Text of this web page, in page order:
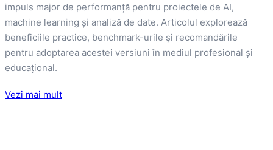
impuls major de performanță pentru proiectele de AI,
machine learning și analiză de date. Articolul explorează
beneficiile practice, benchmark-urile și recomandările
pentru adoptarea acestei versiuni în mediul profesional și
educațional.
Vezi mai mult